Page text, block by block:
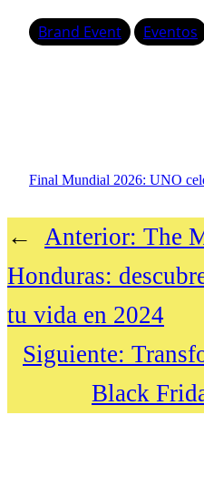
Brand Event Eventos
Final Mundial 2026: UNO
← Anterior: The
Honduras:
tu vida en 2024
Siguiente:
Black